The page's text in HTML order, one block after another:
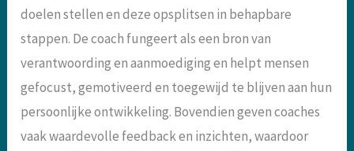
doelen stellen en deze opsplitsen in behapbare
stappen. De coach fungeert als een bron van
verantwoording en aanmoediging en helpt mensen
gefocust, gemotiveerd en toegewijd te blijven aan hun
persoonlijke ontwikkeling. Bovendien geven coaches
vaak waardevolle feedback en inzichten, waardoor